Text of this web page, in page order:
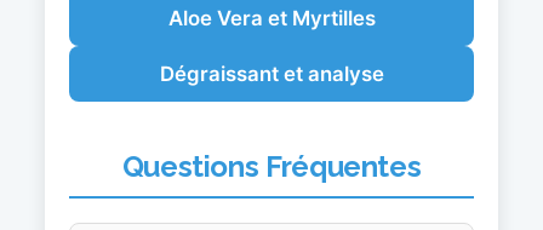
Aloe Vera et Myrtilles
Dégraissant et analyse
Questions Fréquentes